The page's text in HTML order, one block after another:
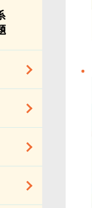
預覽
環境
單
約
表
要求